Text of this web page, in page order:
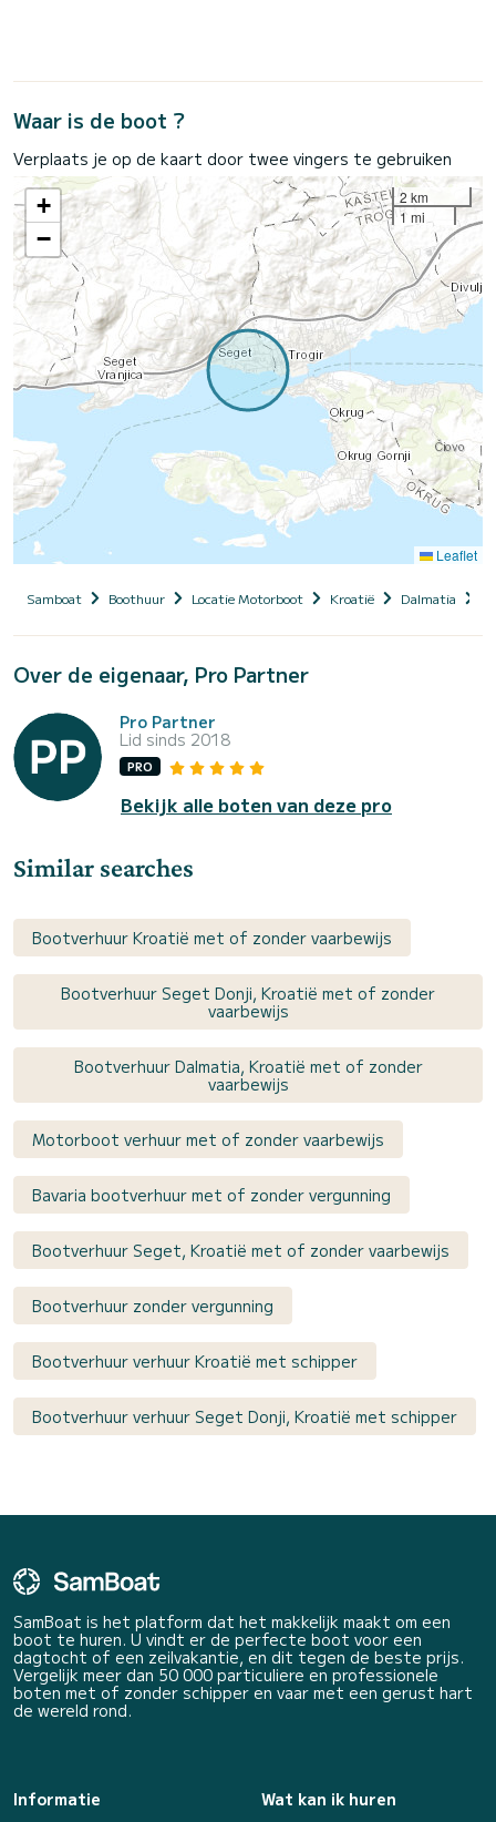
Waar is de boot ?
Verplaats je op de kaart door twee vingers te gebruiken
+
−
2 km
1 mi
Leaflet
Samboat Boothuur Locatie Motorboot Kroatië Dalmatia
Over de eigenaar, Pro Partner
Pro Partner
Lid sinds 2018
PRO
Bekijk alle boten van deze pro
Similar searches
Bootverhuur Kroatië met of zonder vaarbewijs
Bootverhuur Seget Donji, Kroatië met of zonder
vaarbewijs
Bootverhuur Dalmatia, Kroatië met of zonder
vaarbewijs
Motorboot verhuur met of zonder vaarbewijs
Bavaria bootverhuur met of zonder vergunning
Bootverhuur Seget, Kroatië met of zonder vaarbewijs
Bootverhuur zonder vergunning
Bootverhuur verhuur Kroatië met schipper
Bootverhuur verhuur Seget Donji, Kroatië met schipper
SamBoat is het platform dat het makkelijk maakt om een
boot te huren. U vindt er de perfecte boot voor een
dagtocht of een zeilvakantie, en dit tegen de beste prijs.
Vergelijk meer dan 50 000 particuliere en professionele
boten met of zonder schipper en vaar met een gerust hart
de wereld rond.
Informatie
Wat kan ik huren